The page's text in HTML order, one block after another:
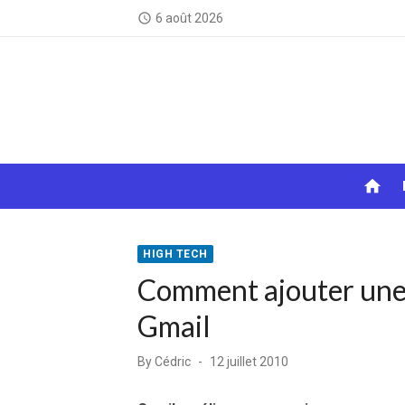
access_time 6 août 2026
home
HIGH TECH
Comment ajouter
Gmail
ByCédric
Posted
12 juillet 2010